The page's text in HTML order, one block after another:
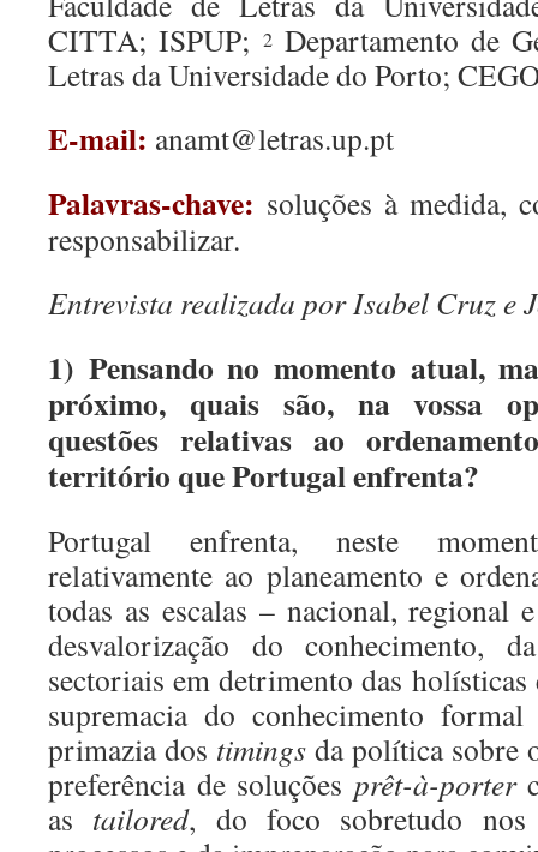
CITTA; ISPUP; 2Departamento de
Letras da Universidade do Porto;
E-mail: anamt@letras.up.pt
Palavras-chave: soluções à medida,
responsabilizar.
Entrevista realizada por Isabel Cruz e
1) Pensando no momento atual,
próximo, quais são, na vossa
questões relativas ao
território que Portugal enfrenta?
Portugal enfrenta, neste
relativamente ao planeamento e
todas as escalas – nacional, regional
desvalorização do conhecimento,
sectoriais em detrimento das
supremacia do conhecimento
primazia dos timings da política sobre
preferência de soluções prêt-à-porter
as tailored, do foco sobretudo